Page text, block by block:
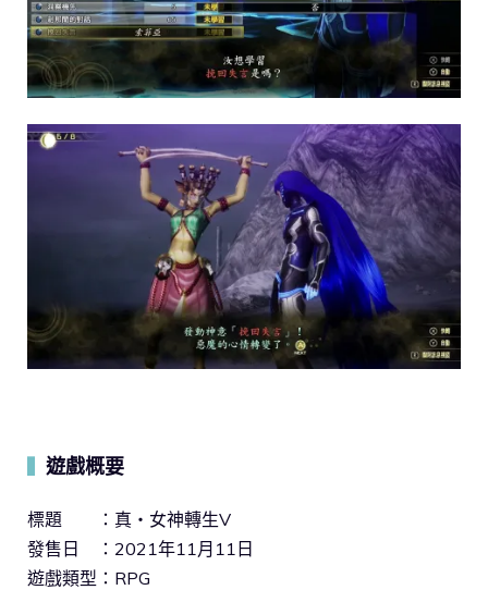
遊戲概要
標題 ：真・女神轉生V
發售日 ：2021年11月11日
遊戲類型：RPG